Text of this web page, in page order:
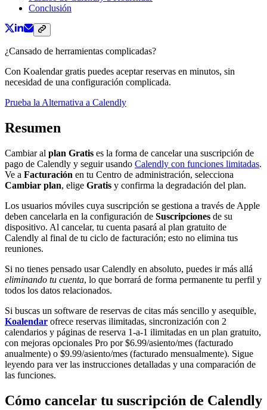
Conclusión
¿Cansado de herramientas complicadas?
Con Koalendar gratis puedes aceptar reservas en minutos, sin
necesidad de una configuración complicada.
Prueba la Alternativa a Calendly
Resumen
Cambiar al plan Gratis es la forma de cancelar una suscripción de
pago de Calendly y seguir usando Calendly con funciones limitadas.
Ve a Facturación en tu Centro de administración, selecciona
Cambiar plan, elige Gratis y confirma la degradación del plan.
Los usuarios móviles cuya suscripción se gestiona a través de Apple
deben cancelarla en la configuración de Suscripciones de su
dispositivo. Al cancelar, tu cuenta pasará al plan gratuito de
Calendly al final de tu ciclo de facturación; esto no elimina tus
reuniones.
Si no tienes pensado usar Calendly en absoluto, puedes ir más allá
eliminando tu cuenta, lo que borrará de forma permanente tu perfil y
todos los datos relacionados.
Si buscas un software de reservas de citas más sencillo y asequible,
Koalendar ofrece reservas ilimitadas, sincronización con 2
calendarios y páginas de reserva 1‑a‑1 ilimitadas en un plan gratuito,
con mejoras opcionales Pro por $6.99/asiento/mes (facturado
anualmente) o $9.99/asiento/mes (facturado mensualmente). Sigue
leyendo para ver las instrucciones detalladas y una comparación de
las funciones.
Cómo cancelar tu suscripción de Calendly